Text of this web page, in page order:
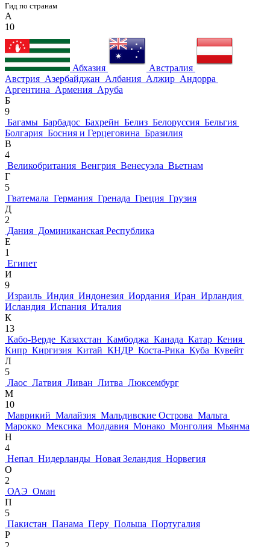
Гид по странам
А
10
Абхазия
Австралия
Австрия Азербайджан Албания Алжир Андорра
Аргентина Армения Аруба
Б
9
Багамы Барбадос Бахрейн Белиз Белоруссия Бельгия
Болгария Босния и Герцеговина Бразилия
В
4
Великобритания Венгрия Венесуэла Вьетнам
Г
5
Гватемала Германия Гренада Греция Грузия
Д
2
Дания Доминиканская Республика
Е
1
Египет
И
9
Израиль Индия Индонезия Иордания Иран Ирландия
Исландия Испания Италия
К
13
Кабо-Верде Казахстан Камбоджа Канада Катар Кения
Кипр Киргизия Китай КНДР Коста-Рика Куба Кувейт
Л
5
Лаос Латвия Ливан Литва Люксембург
М
10
Маврикий Малайзия Мальдивские Острова Мальта
Марокко Мексика Молдавия Монако Монголия Мьянма
Н
4
Непал Нидерланды Новая Зеландия Норвегия
О
2
ОАЭ Оман
П
5
Пакистан Панама Перу Польша Португалия
Р